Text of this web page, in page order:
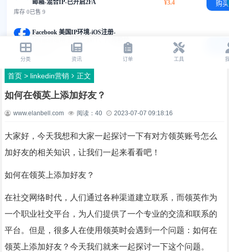
首页> linkedin营销 正文
如何在领英上添加好友？
www.elanbell.com 阅读： 40 2023-07-07 09:18:16
大家好，今天我想和大家一起探讨一下有对方领英账号怎么
加好友的相关知识，让我们一起来看看吧！
如何在领英上添加好友？
在社交网络时代，人们通过各种渠道建立联系，而领英作为
一个职业社交平台，为人们提供了一个专业的交流和联系的
平台。但是，很多人在使用领英时会遇到一个问题：如何在
领英上添加好友？今天我们就来一起探讨一下这个问题。